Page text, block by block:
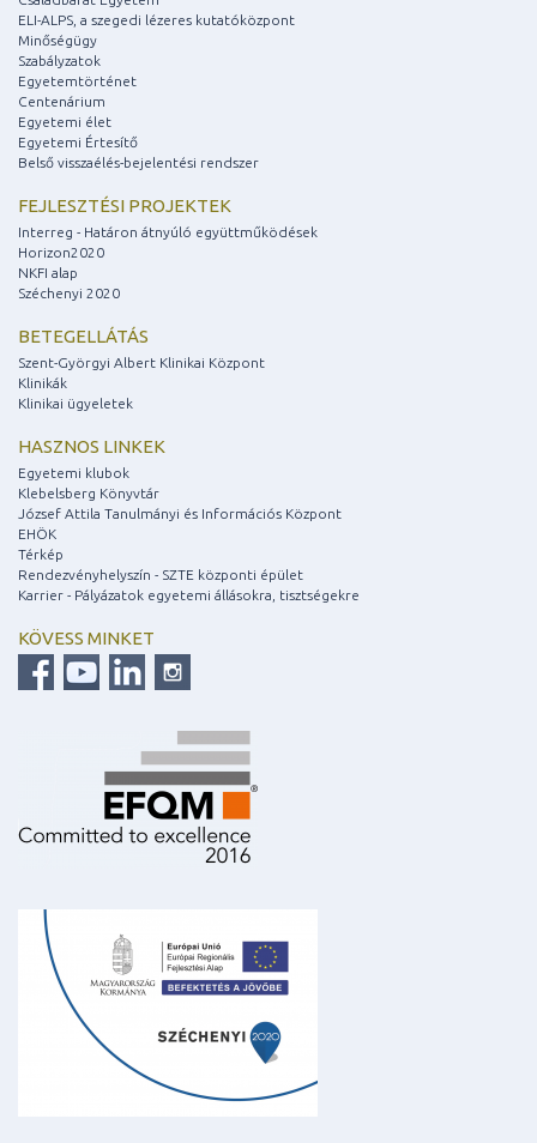
ELI-ALPS, a szegedi lézeres kutatóközpont
Minőségügy
Szabályzatok
Egyetemtörténet
Centenárium
Egyetemi élet
Egyetemi Értesítő
Belső visszaélés-bejelentési rendszer
FEJLESZTÉSI PROJEKTEK
Interreg - Határon átnyúló együttműködések
Horizon2020
NKFI alap
Széchenyi 2020
BETEGELLÁTÁS
Szent-Györgyi Albert Klinikai Központ
Klinikák
Klinikai ügyeletek
HASZNOS LINKEK
Egyetemi klubok
Klebelsberg Könyvtár
József Attila Tanulmányi és Információs Központ
EHÖK
Térkép
Rendezvényhelyszín - SZTE központi épület
Karrier - Pályázatok egyetemi állásokra, tisztségekre
KÖVESS MINKET